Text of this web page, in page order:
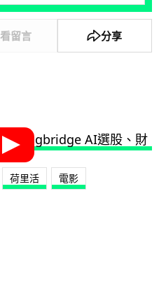
看留言 分享
荷里活 電影